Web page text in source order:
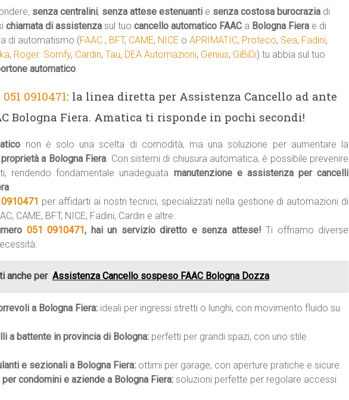
senza centralini, senza attese estenuanti e senza costosa burocrazia di
chiamata di assistenza sul tuo cancello automatico FAAC a Bologna Fiera e di
di automatismo (FAAC , BFT, CAME, NICE o APRIMATIC, Proteco, Sea, Fadini,
, Roger. Somfy, Cardin, Tau, DEA Automazioni, Genius, GiBiDi) tu abbia sul tuo
automatico.
051 0910471: la linea diretta per Assistenza Cancello ad ante
Bologna Fiera. Amatica ti risponde in pochi secondi!
non è solo una scelta di comodità, ma una soluzione per aumentare la
a Bologna Fiera. Con sistemi di chiusura automatica, è possibile prevenire
rendendo fondamentale unadeguata manutenzione e assistenza per cancelli
.
per affidarti ai nostri tecnici, specializzati nella gestione di automazioni di
CAME, BFT, NICE, Fadini, Cardin e altre.
051 0910471, hai un servizio diretto e senza attese! Ti offriamo diverse
anche per Assistenza Cancello sospeso FAAC Bologna Dozza
a Bologna Fiera: ideali per ingressi stretti o lunghi, con movimento fluido su
a battente in provincia di Bologna: perfetti per grandi spazi, con uno stile
e sezionali a Bologna Fiera: ottimi per garage, con aperture pratiche e sicure.
condomini e aziende a Bologna Fiera: soluzioni perfette per regolare accessi